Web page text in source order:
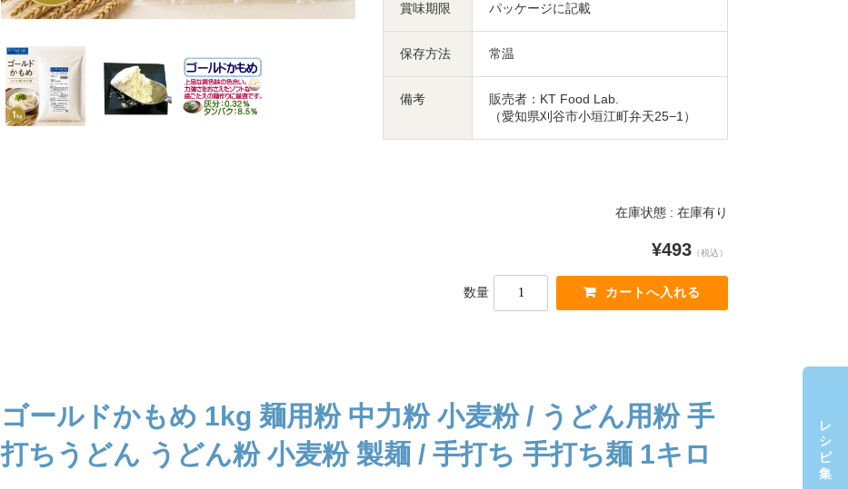
レシピ集
賞味期限 パッケージに記載
保存方法 常温
備考
販売者：KT Food Lab.
（愛知県刈谷市小垣江町弁天25−1）
在庫状態 : 在庫有り
¥493 （税込）
数量
ゴールドかもめ 1kg 麺用粉 中力粉 小麦粉 / うどん用粉 手
打ちうどん うどん粉 小麦粉 製麺 / 手打ち 手打ち麺 1キロ